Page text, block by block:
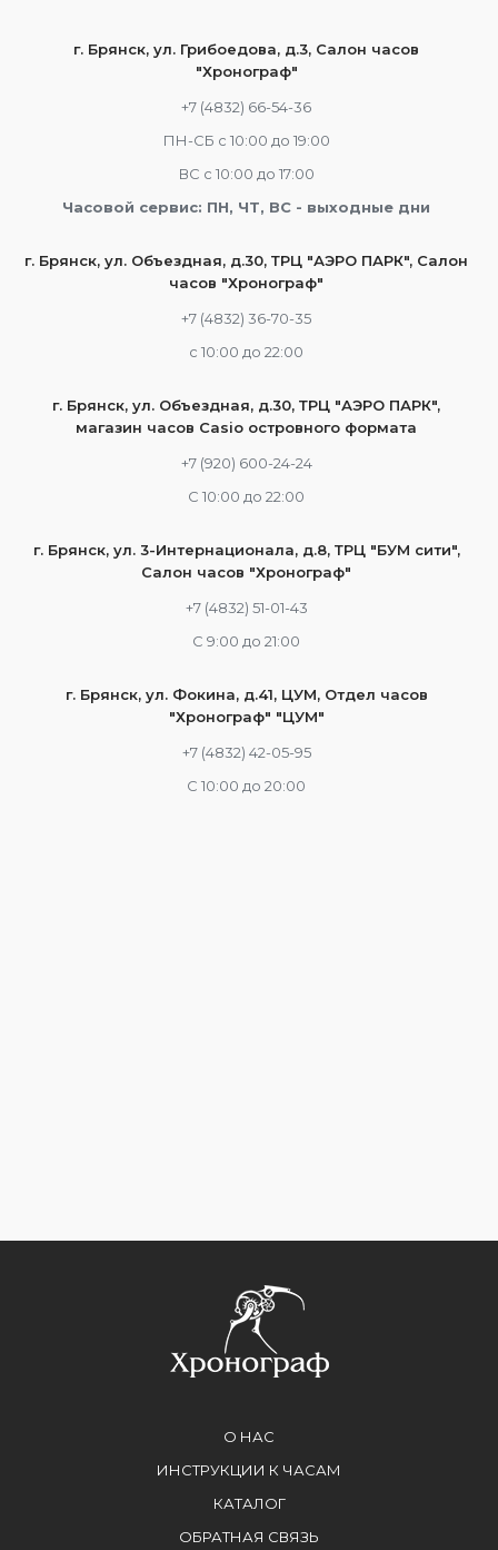
г. Брянск, ул. Грибоедова, д.3, Салон часов
"Хронограф"
+7 (4832) 66-54-36
ПН-СБ с 10:00 до 19:00
ВС с 10:00 до 17:00
Часовой сервис: ПН, ЧТ, ВС - выходные дни
г. Брянск, ул. Объездная, д.30, ТРЦ "АЭРО ПАРК", Салон
часов "Хронограф"
+7 (4832) 36-70-35
c 10:00 до 22:00
г. Брянск, ул. Объездная, д.30, ТРЦ "АЭРО ПАРК",
магазин часов Casio островного формата
+7 (920) 600-24-24
С 10:00 до 22:00
г. Брянск, ул. 3-Интернационала, д.8, ТРЦ "БУМ сити",
Салон часов "Хронограф"
+7 (4832) 51-01-43
С 9:00 до 21:00
г. Брянск, ул. Фокина, д.41, ЦУМ, Отдел часов
"Хронограф" "ЦУМ"
+7 (4832) 42-05-95
С 10:00 до 20:00
О НАС
ИНСТРУКЦИИ К ЧАСАМ
КАТАЛОГ
ОБРАТНАЯ СВЯЗЬ